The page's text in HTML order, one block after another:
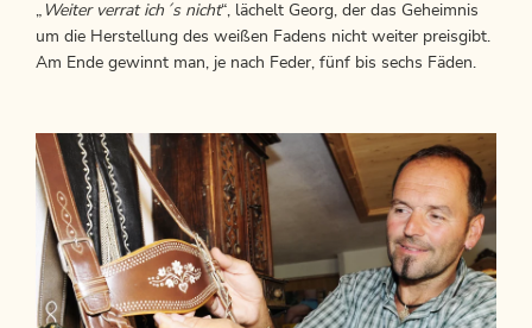
„ Weiter verrat ich´s nicht“, lächelt Georg, der das Geheimnis
um die Herstellung des weißen Fadens nicht weiter preisgibt.
Am Ende gewinnt man, je nach Feder, fünf bis sechs Fäden.